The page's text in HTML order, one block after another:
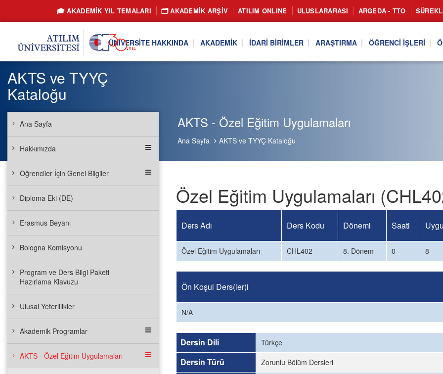
🎓 AKADEMİK YIL TEMALARI 🗂️ AKADEMIK ARŞIV ATILIM ONLINE ULUSLARARASI ARGEDA - TTO
ÜNIVERSITE HAKKINDA AKADEMIK İDARI BIRIMLER ARAŞTIRMA ÖĞRENCI İŞLERI
AKTS - Özel Eğitim Uygulamaları
Ana Sayfa AKTS ve TYYÇ Kataloğu
AKTS ve TYYÇ
Kataloğu
Ana Sayfa
Hakkımızda
Öğrenciler İçin Genel Bilgiler
Diploma Eki (DE)
Erasmus Beyanı
Bologna Komisyonu
Program ve Ders Bilgi Paketi
Hazırlama Klavuzu
Ulusal Yeterlilikler
Akademik Programlar
AKTS - Özel Eğitim Uygulamaları
Özel Eğitim Uygulamaları
Ders Adı Ders Kodu Dönemi Saati
Özel Eğitim Uygulamaları CHL402 8. Dönem 0 8
Ön Koşul Ders(ler)i
N/A
Dersin Dili Türkçe
Dersin Türü Zorunlu Bölüm Dersleri